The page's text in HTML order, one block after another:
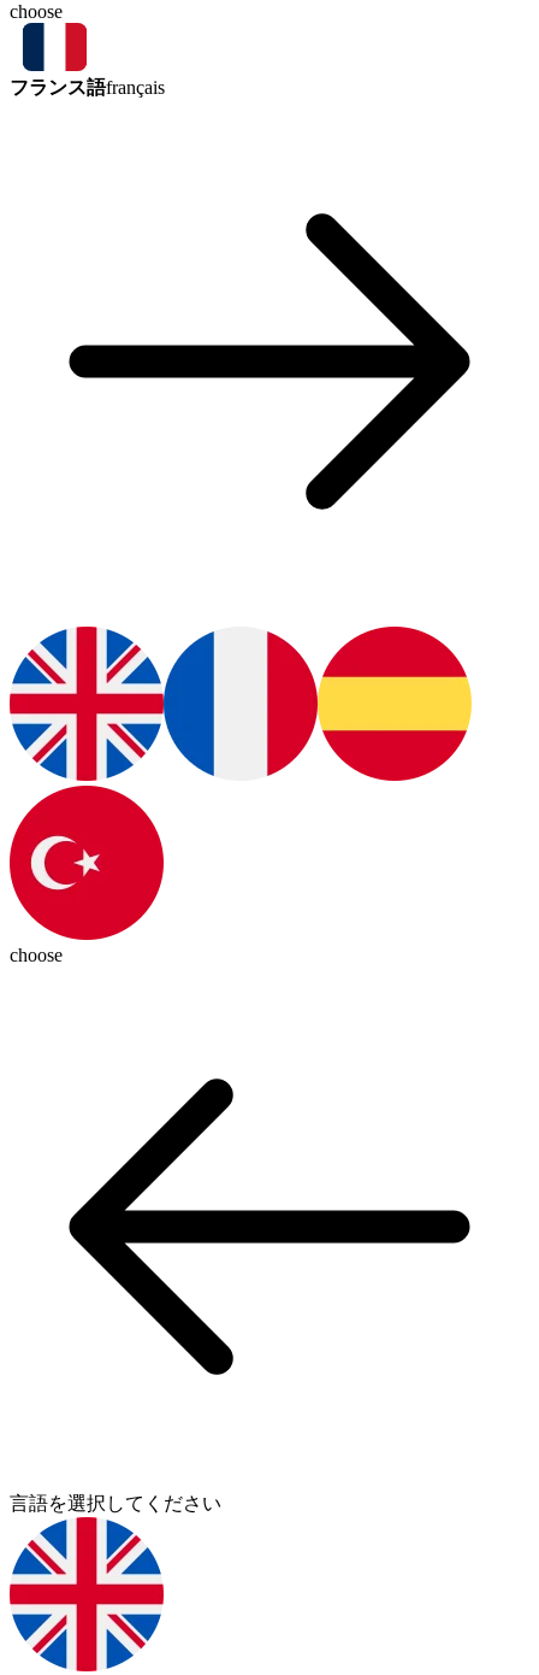
choose
フランス語français
choose
言語を選択してください